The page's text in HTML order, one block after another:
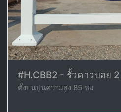
#H.CBB2 - รั้วคาวบอย
ตั้งบนปูนความสูง 85 ซม